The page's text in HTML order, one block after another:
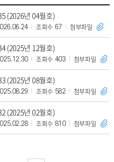
(2026년 04월호)
조회수 67 첨부파일
(2025년 12월호)
조회수 403 첨부파일
(2025년 08월호)
조회수 582 첨부파일
(2025년 02월호)
조회수 810 첨부파일